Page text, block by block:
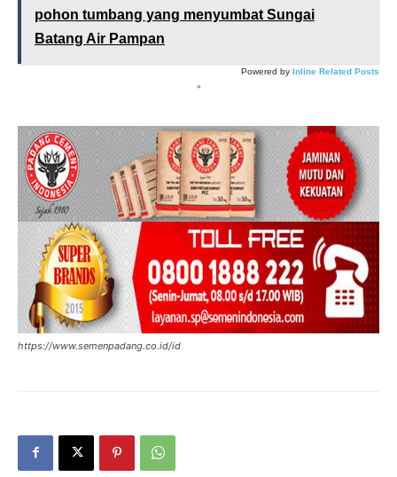
pohon tumbang yang menyumbat Sungai
Batang Air Pampan
Powered by Inline Related Posts
*
https://www.semenpadang.co.id/id